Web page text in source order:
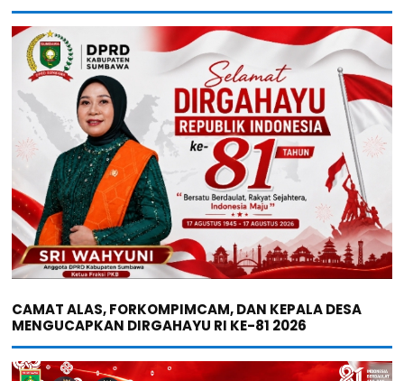
CAMAT ALAS, FORKOMPIMCAM, DAN KEPALA DESA
MENGUCAPKAN DIRGAHAYU RI KE-81 2026